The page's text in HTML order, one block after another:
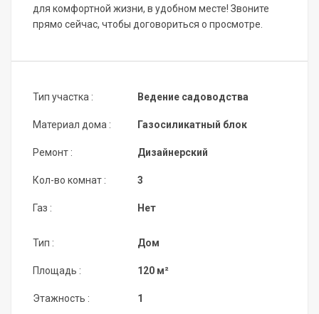
для комфортной жизни, в удобном месте! Звоните
прямо сейчас, чтобы договориться о просмотре.
Тип участка :
Материал дома :
Ремонт :
Кол-во комнат :
Газ :
Ведение садоводства
Газосиликатный блок
Дизайнерский
3
Нет
Тип :
Площадь :
Этажность :
Дом
120 м²
1